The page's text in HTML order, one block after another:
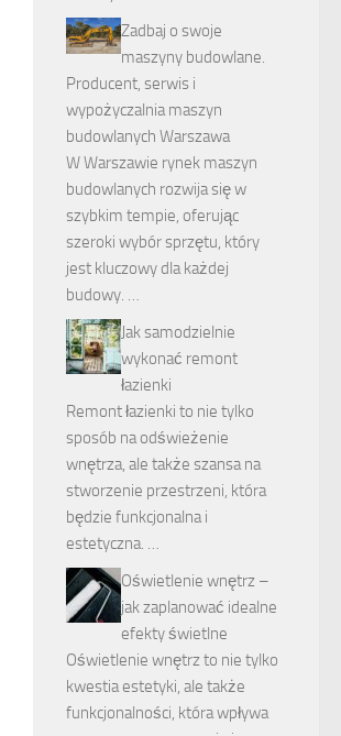
Zadbaj o swoje
maszyny budowlane.
Producent, serwis i
wypożyczalnia maszyn
budowlanych Warszawa
W Warszawie rynek maszyn
budowlanych rozwija się w
szybkim tempie, oferując
szeroki wybór sprzętu, który
jest kluczowy dla każdej
budowy. …
Jak samodzielnie
wykonać remont
łazienki
Remont łazienki to nie tylko
sposób na odświeżenie
wnętrza, ale także szansa na
stworzenie przestrzeni, która
będzie funkcjonalna i
estetyczna. …
Oświetlenie wnętrz –
jak zaplanować idealne
efekty świetlne
Oświetlenie wnętrz to nie tylko
kwestia estetyki, ale także
funkcjonalności, która wpływa